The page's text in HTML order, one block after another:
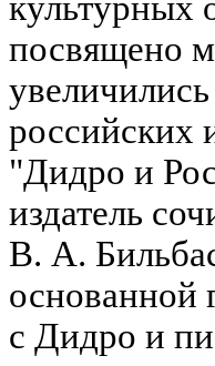
посвящено
российских
"Дидро и
издатель
В. А.
основанной
с Дидро и